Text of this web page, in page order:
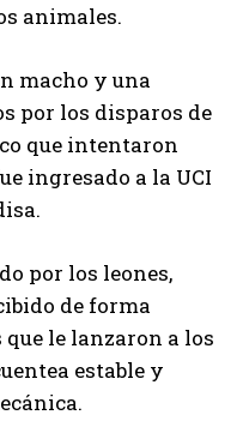
animales.
macho y una
por los disparos de
que intentaron
ingresado a la UCI
por los leones,
de forma
le lanzaron a los
estable y